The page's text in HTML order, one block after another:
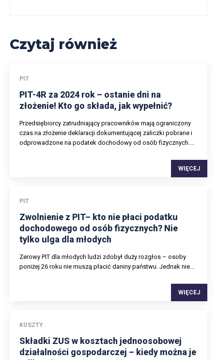
Czytaj również
PIT
PIT-4R za 2024 rok – ostanie dni na
złożenie! Kto go składa, jak wypełnić?
Przedsiębiorcy zatrudniający pracowników mają ograniczony
czas na złożenie deklaracji dokumentującej zaliczki pobrane i
odprowadzone na podatek dochodowy od osób fizycznych....
WIĘCEJ
PIT
Zwolnienie z PIT– kto nie płaci podatku
dochodowego od osób fizycznych? Nie
tylko ulga dla młodych
Zerowy PIT dla młodych ludzi zdobył duży rozgłos – osoby
poniżej 26 roku nie muszą płacić daniny państwu. Jednak nie...
WIĘCEJ
KOSZTY
Składki ZUS w kosztach jednoosobowej
działalności gospodarczej – kiedy można je